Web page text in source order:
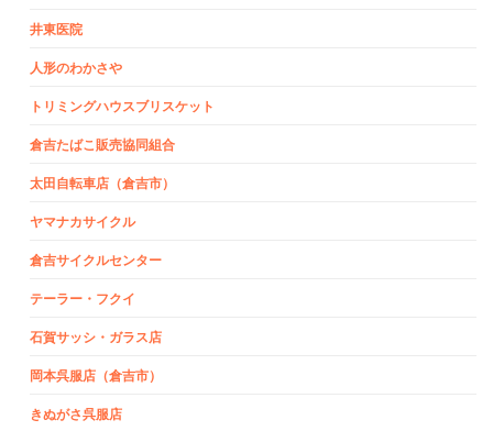
井東医院
人形のわかさや
トリミングハウスブリスケット
倉吉たばこ販売協同組合
太田自転車店（倉吉市）
ヤマナカサイクル
倉吉サイクルセンター
テーラー・フクイ
石賀サッシ・ガラス店
岡本呉服店（倉吉市）
きぬがさ呉服店